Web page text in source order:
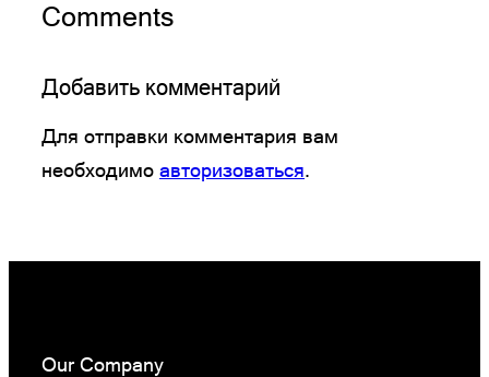
Comments
Добавить комментарий
Для отправки комментария вам
необходимо авторизоваться.
Our Company